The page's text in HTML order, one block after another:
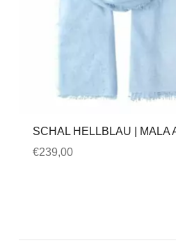
SCHAL HELLBLAU | MALA
€239,00